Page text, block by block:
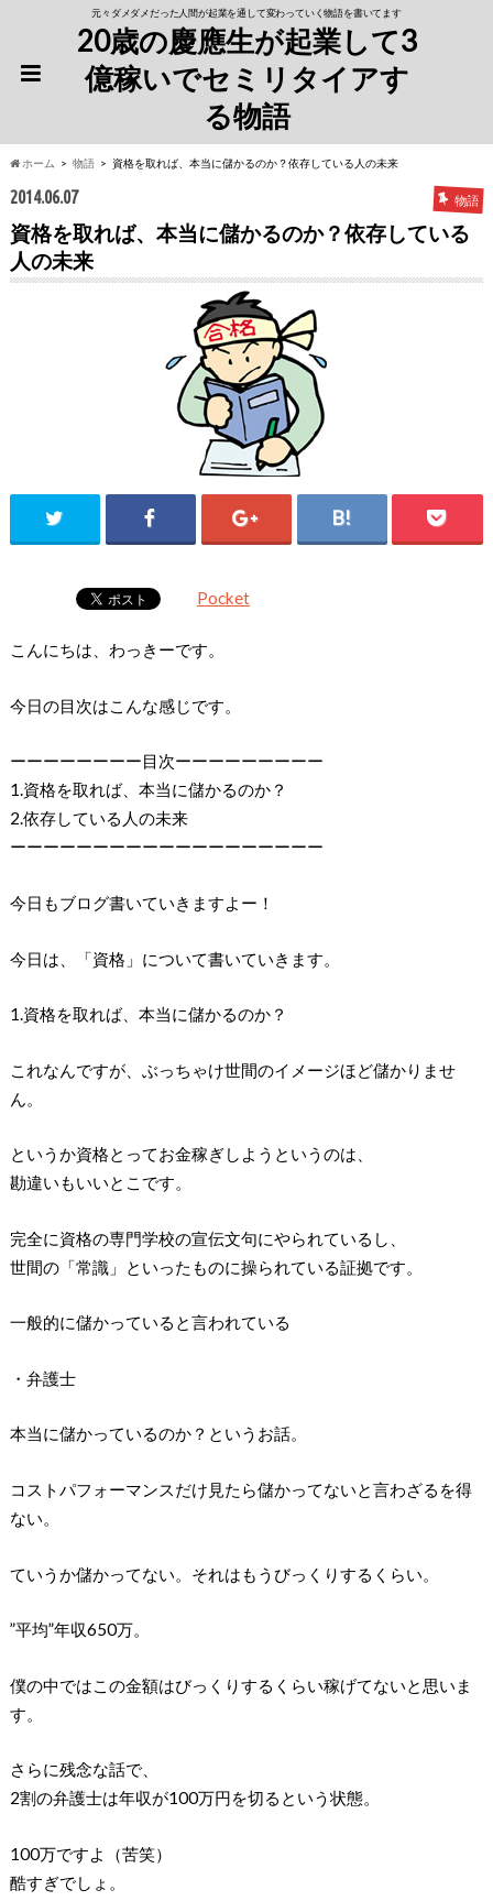
元々ダメダメだった人間が起業を通して変わっていく物語を書いてます
20歳の慶應生が起業して3
億稼いでセミリタイアす
る物語
ホーム 物語 資格を取れば、本当に儲かるのか？依存している人の未来
2014.06.07 物語
資格を取れば、本当に儲かるのか？依存している
人の未来
Pocket
こんにちは、わっきーです。
今日の目次はこんな感じです。
ーーーーーーーー目次ーーーーーーーーー
1.資格を取れば、本当に儲かるのか？
2.依存している人の未来
ーーーーーーーーーーーーーーーーーーー
今日もブログ書いていきますよー！
今日は、「資格」について書いていきます。
1.資格を取れば、本当に儲かるのか？
これなんですが、ぶっちゃけ世間のイメージほど儲かりませ
ん。
というか資格とってお金稼ぎしようというのは、
勘違いもいいとこです。
完全に資格の専門学校の宣伝文句にやられているし、
世間の「常識」といったものに操られている証拠です。
一般的に儲かっていると言われている
・弁護士
本当に儲かっているのか？というお話。
コストパフォーマンスだけ見たら儲かってないと言わざるを得
ない。
ていうか儲かってない。それはもうびっくりするくらい。
”平均”年収650万。
僕の中ではこの金額はびっくりするくらい稼げてないと思いま
す。
さらに残念な話で、
2割の弁護士は年収が100万円を切るという状態。
100万ですよ（苦笑）
酷すぎでしょ。